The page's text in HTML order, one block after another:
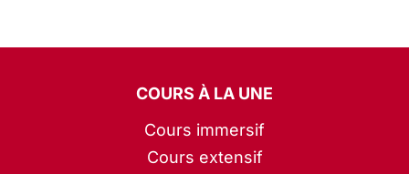
COURS À LA UNE
Cours immersif
Cours extensif